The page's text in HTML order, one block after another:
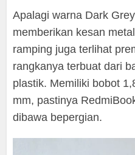
Apalagi warna Dark
memberikan kesan
ramping juga terlihat
rangkanya terbuat dari
plastik. Memiliki bobot
mm, pastinya
dibawa bepergian.